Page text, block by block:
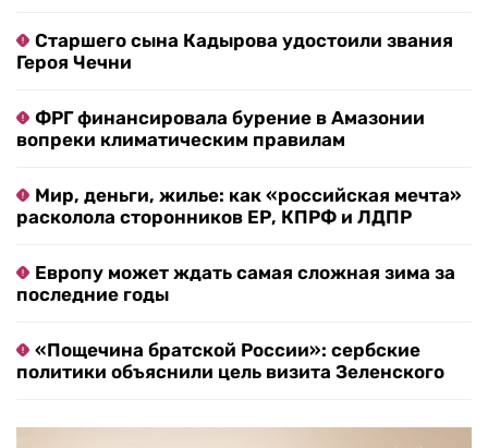
Старшего сына Кадырова удостоили звания
Героя Чечни
ФРГ финансировала бурение в Амазонии
вопреки климатическим правилам
Мир, деньги, жилье: как «российская мечта»
расколола сторонников ЕР, КПРФ и ЛДПР
Европу может ждать самая сложная зима за
последние годы
«Пощечина братской России»: сербские
политики объяснили цель визита Зеленского